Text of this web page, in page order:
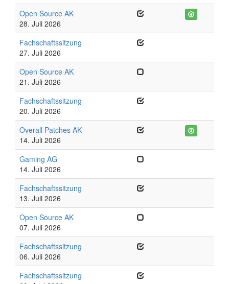
Open Source AK
28. Juli 2026
Fachschaftssitzung
27. Juli 2026
Open Source AK
21. Juli 2026
Fachschaftssitzung
20. Juli 2026
Overall Patches AK
14. Juli 2026
Gaming AG
14. Juli 2026
Fachschaftssitzung
13. Juli 2026
Open Source AK
07. Juli 2026
Fachschaftssitzung
06. Juli 2026
Fachschaftssitzung